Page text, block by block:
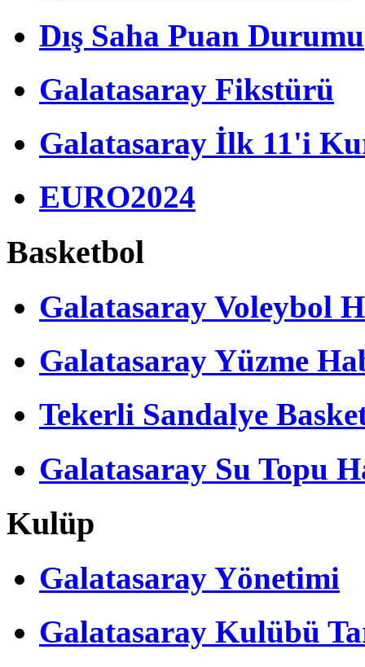
Dış Saha Puan Durumu
Galatasaray Fikstürü
Galatasaray İlk 11'i
EURO2024
Basketbol
Galatasaray Voleybol
Galatasaray Yüzme
Tekerli Sandalye
Galatasaray Su Topu
Kulüp
Galatasaray Yönetimi
Galatasaray Kulübü